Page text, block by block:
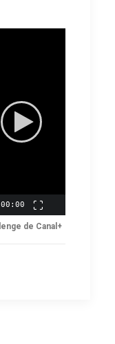
00:00
de Canal+